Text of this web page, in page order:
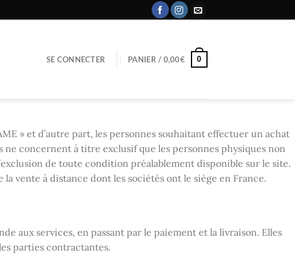
SE CONNECTER PANIER / 0,00€ 0
» et d’autre part, les personnes souhaitant effectuer un achat
ne concernent à titre exclusif que les personnes physiques non
de toute condition préalablement disponible sur le site.
vente à distance dont les sociétés ont le siège en France.
aux services, en passant par le paiement et la livraison. Elles
parties contractantes.